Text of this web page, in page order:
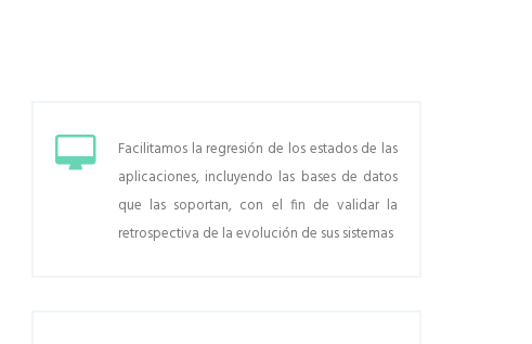
Facilitamos la regresión de los estados de las
aplicaciones, incluyendo las bases de datos
que las soportan, con el fin de validar la
retrospectiva de la evolución de sus sistemas